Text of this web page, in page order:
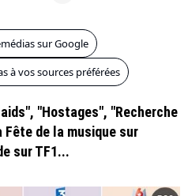
sur Google
à vos sources préférées
"Hostages", "Recherche
de la musique sur
sur TF1...